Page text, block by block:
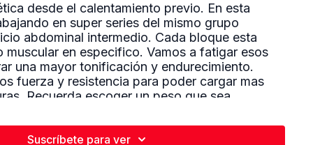
desde el calentamiento previo. En esta
en super series del mismo grupo
abdominal intermedio. Cada bloque esta
muscular en especifico. Vamos a fatigar esos
una mayor tonificación y endurecimiento.
fuerza y resistencia para poder cargar mas
Recuerda escoger un peso que sea
manera que te rete pero que logres realizar
Manten el abdomen apretado y trata
con tus músculos. Rutina completamente
Suscríbete para ver